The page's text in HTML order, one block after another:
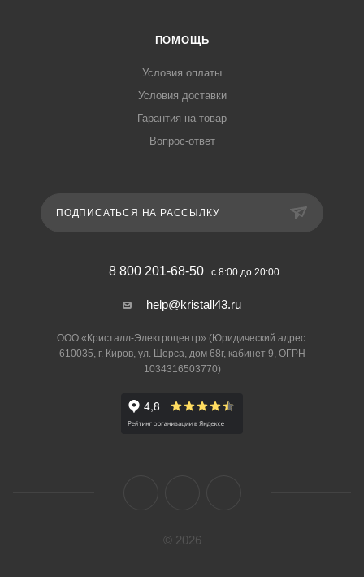
ПОМОЩЬ
Условия оплаты
Условия доставки
Гарантия на товар
Вопрос-ответ
ПОДПИСАТЬСЯ НА РАССЫЛКУ
8 800 201-68-50 с 8:00 до 20:00
help@kristall43.ru
ООО «Кристалл-Электроцентр» (Юридический адрес:
610035, г. Киров, ул. Щорса, дом 68г, кабинет 9, ОГРН
1034316503770)
© 2026